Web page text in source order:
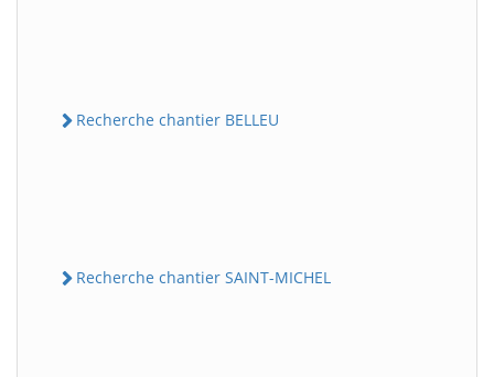
Recherche chantier BELLEU
Recherche chantier SAINT-MICHEL